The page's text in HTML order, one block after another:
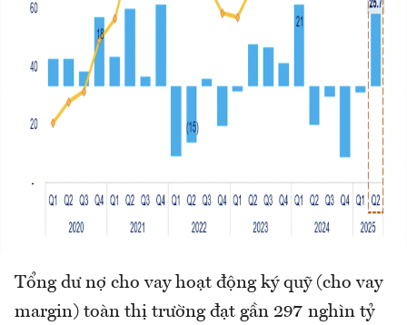
Tổng dư nợ cho vay hoạt động ký quỹ (cho vay
margin) toàn thị trường đạt gần 297 nghìn tỷ